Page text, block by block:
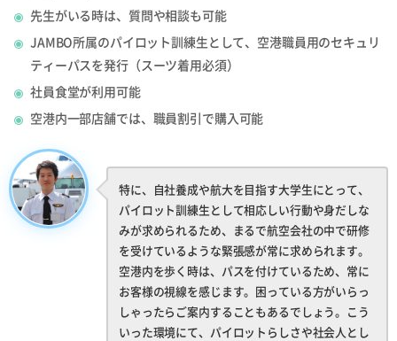
先生がいる時は、質問や相談も可能
JAMBO所属のパイロット訓練生として、空港職員用のセキュリ
ティーパスを発行（スーツ着用必須）
社員食堂が利用可能
空港内一部店舗では、職員割引で購入可能
特に、自社養成や航大を目指す大学生にとって、
パイロット訓練生として相応しい行動や身だしな
みが求められるため、まるで航空会社の中で研修
を受けているような緊張感が常に求められます。
空港内を歩く時は、パスを付けているため、常に
お客様の視線を感じます。困っている方がいらっ
しゃったらご案内することもあるでしょう。こう
いった環境にて、パイロットらしさや社会人とし